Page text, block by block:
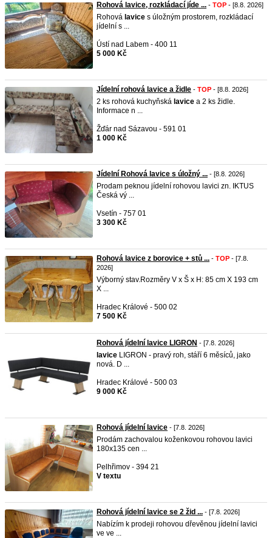
Rohová lavice, rozkládací jíde ... - TOP - [8.8. 2026]
Rohová lavice s úložným prostorem, rozkládací
jídelní s ...
Ústí nad Labem - 400 11
5 000 Kč
Jídelní rohová lavice a židle - TOP - [8.8. 2026]
2 ks rohová kuchyňská lavice a 2 ks židle.
Informace n ...
Žďár nad Sázavou - 591 01
1 000 Kč
Jídelní Rohová lavice s úložný ... - [8.8. 2026]
Prodam peknou jídelní rohovou lavici zn. IKTUS
Česká vý ...
Vsetín - 757 01
3 300 Kč
Rohová lavice z borovice + stů ... - TOP - [7.8.
2026]
Výborný stav.Rozměry V x Š x H: 85 cm X 193 cm
X ...
Hradec Králové - 500 02
7 500 Kč
Rohová jídelní lavice LIGRON - [7.8. 2026]
lavice LIGRON - pravý roh, stáří 6 měsíců, jako
nová. D ...
Hradec Králové - 500 03
9 000 Kč
Rohová jídelní lavice - [7.8. 2026]
Prodám zachovalou koženkovou rohovou lavici
180x135 cen ...
Pelhřimov - 394 21
V textu
Rohová jídelní lavice se 2 žid ... - [7.8. 2026]
Nabízím k prodeji rohovou dřevěnou jídelní lavici
ve ve ...